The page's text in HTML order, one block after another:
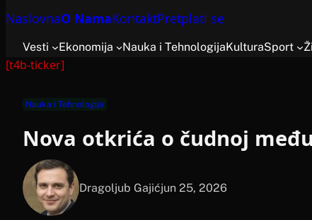
NaslovnaO NamaKontaktPretplati se
Vesti Ekonomija Nauka i TehnologijaKulturaSport
[t4b-ticker]
Nauka i Tehnologija
Nova otkrića o čudnoj
Dragoljub Gajićjun 25, 2026